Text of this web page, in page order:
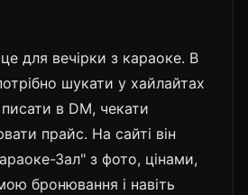
для вечірки з караоке. В
шукати у хайлайтах
в DM, чекати
прайс. На сайті він
Зал" з фото, цінами,
бронювання і навіть